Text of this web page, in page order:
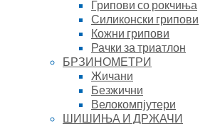
Грипови со рокчиња
Силиконски грипови
Кожни грипови
Рачки за триатлон
БРЗИНОМЕТРИ
Жичани
Безжични
Велокомпјутери
ШИШИЊА И ДРЖАЧИ